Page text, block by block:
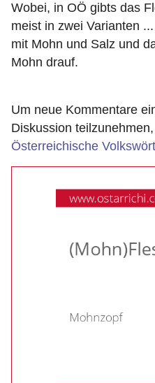
Wobei, in OÖ gibts das
meist in zwei Varianten
mit Mohn und Salz und
Mohn drauf.
Um neue Kommentare
Diskussion
Österreichische